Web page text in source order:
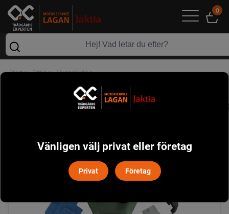
0
Start> Fritid> Myggskydd>
Vänligen välj privat eller företag
Privat Företag